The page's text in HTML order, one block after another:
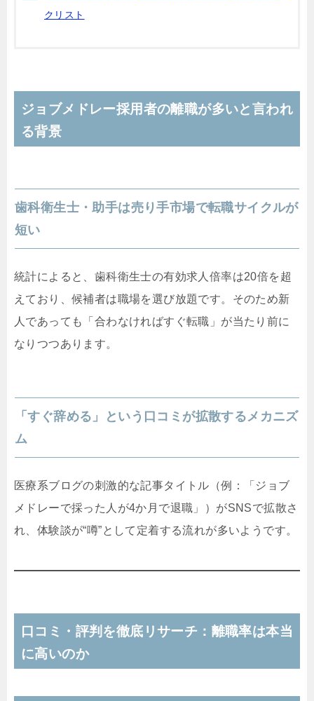
クリスト
ジョブメドレー採用者の離職が多いと言われ
る背景
歯科衛生士・助手は売り手市場で転職サイクルが
短い
統計によると、歯科衛生士の有効求人倍率は20倍を超
えており、候補者は職場を選び放題です。そのため新
人であっても「合わなければすぐ転職」が当たり前に
なりつつあります。
「すぐ辞める」という口コミが拡散するメカニズ
ム
医療系ブログの刺激的な記事タイトル（例：「ジョブ
メドレーで採った人が4か月で退職」）がSNSで拡散さ
れ、体験談が“噂”として定着する流れが多いようです。
口コミ・評判を徹底リサーチ：離職率は本当
に高いのか